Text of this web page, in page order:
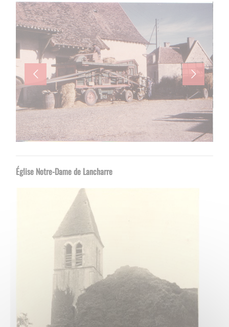
Église Notre-Dame de Lancharre